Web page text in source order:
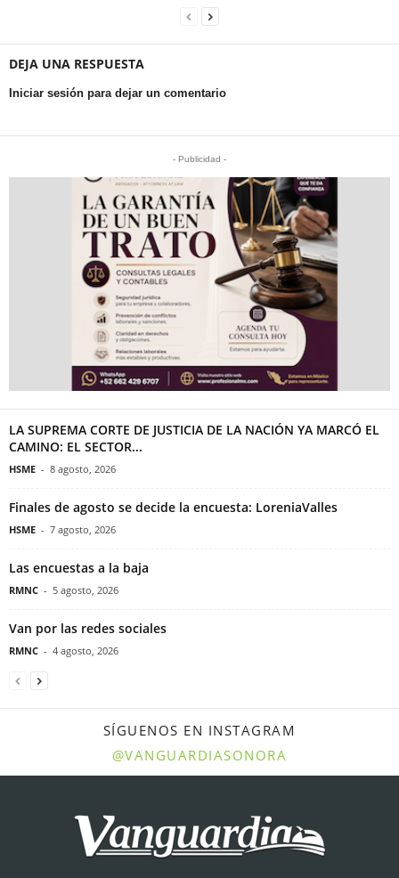
DEJA UNA RESPUESTA
Iniciar sesión para dejar un comentario
- Publicidad -
LA SUPREMA CORTE DE JUSTICIA DE LA NACIÓN YA MARCÓ EL
CAMINO: EL SECTOR...
HSME - 8 agosto, 2026
Finales de agosto se decide la encuesta: LoreniaValles
HSME - 7 agosto, 2026
Las encuestas a la baja
RMNC - 5 agosto, 2026
Van por las redes sociales
RMNC - 4 agosto, 2026
SÍGUENOS EN INSTAGRAM
@VANGUARDIASONORA